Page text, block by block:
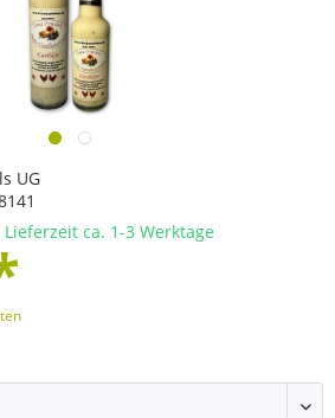
UG
ca. 1-3 Werktage